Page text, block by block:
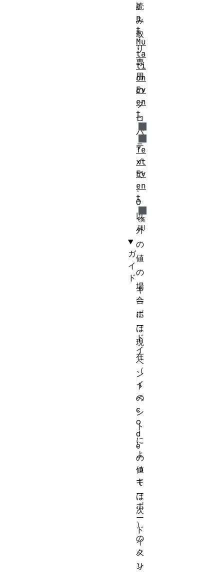
読
み
取
り
専
用
の
プ
ロ
パ
テ
ィ
で
、
0
以
外
の
値
の
場
合
に
は
現
在
（
イ
ベ
ン
ト
に
よ
っ
て
は
次
）
の
ク
リ
e
n
t
Mu
ta
ti
on
Ev
en
t
Te
xt
Ev
en
t
ガ
イ
ド
キ
ー
ボ
ー
ド
イ
ベ
ン
ト
の
c
o
d
e
の
値
キ
ー
ボ
ー
ド
イ
ベ
ン